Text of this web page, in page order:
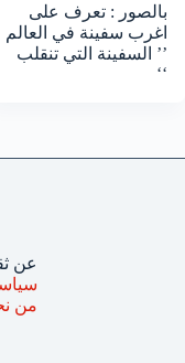
بالصور : تعرف على
اغرب سفينة في العالم
’’ السفينة التي تنقلب
‘‘
عن
من